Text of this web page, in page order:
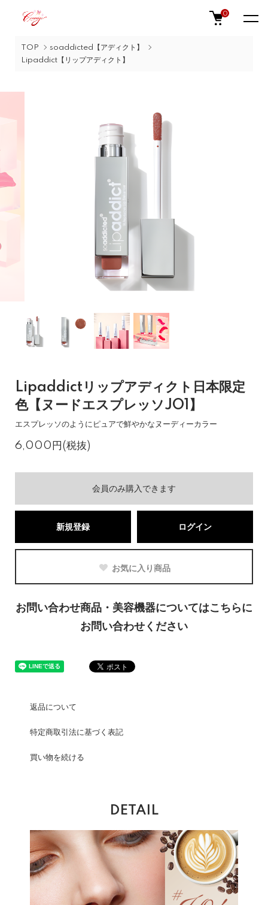
0
TOP
soaddicted【アディクト】
Lipaddict【リップアディクト】
Lipaddictリップアディクト日本限定
色【ヌードエスプレッソJO1】
エスプレッソのようにピュアで鮮やかなヌーディーカラー
6,000円(税抜)
会員のみ購入できます
新規登録 ログイン
お気に入り商品
お問い合わせ商品・美容機器についてはこちらに
お問い合わせください
返品について
特定商取引法に基づく表記
買い物を続ける
DETAIL